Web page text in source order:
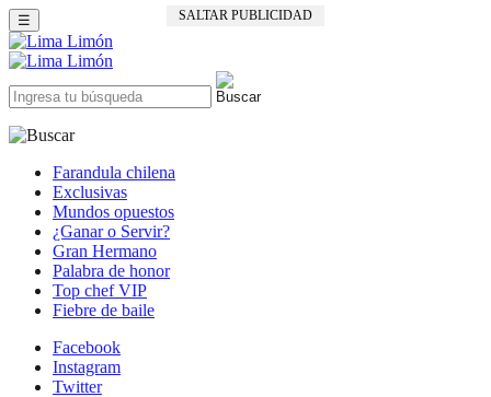
SALTAR PUBLICIDAD
☰
Farandula chilena
Exclusivas
Mundos opuestos
¿Ganar o Servir?
Gran Hermano
Palabra de honor
Top chef VIP
Fiebre de baile
Facebook
Instagram
Twitter